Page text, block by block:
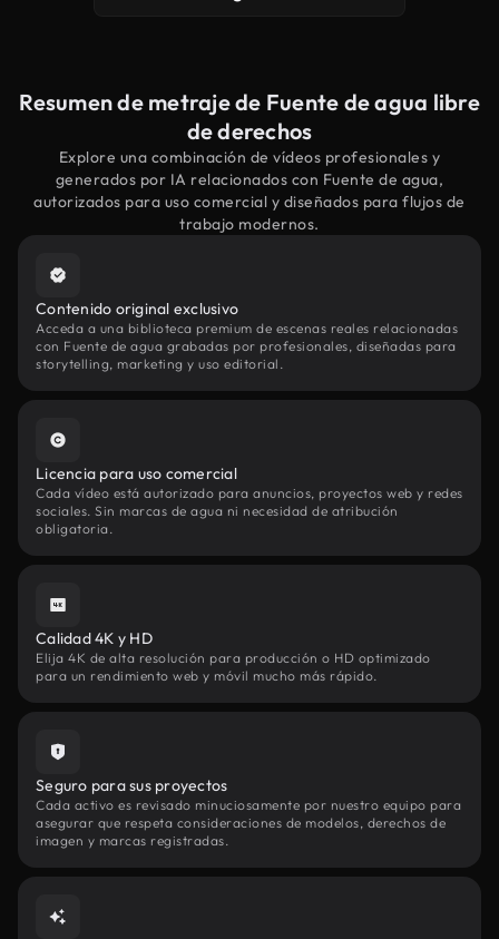
Resumen de metraje de Fuente de agua libre
de derechos
Explore una combinación de vídeos profesionales y
generados por IA relacionados con Fuente de agua,
autorizados para uso comercial y diseñados para flujos de
trabajo modernos.
Contenido original exclusivo
Acceda a una biblioteca premium de escenas reales relacionadas
con Fuente de agua grabadas por profesionales, diseñadas para
storytelling, marketing y uso editorial.
Licencia para uso comercial
Cada vídeo está autorizado para anuncios, proyectos web y redes
sociales. Sin marcas de agua ni necesidad de atribución
obligatoria.
Calidad 4K y HD
Elija 4K de alta resolución para producción o HD optimizado
para un rendimiento web y móvil mucho más rápido.
Seguro para sus proyectos
Cada activo es revisado minuciosamente por nuestro equipo para
asegurar que respeta consideraciones de modelos, derechos de
imagen y marcas registradas.